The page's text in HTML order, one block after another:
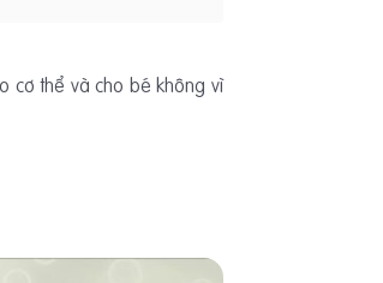
cơ thể và cho bé không vì